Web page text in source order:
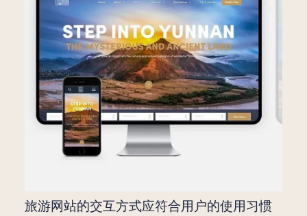
旅游网站的交互方式应符合用户的使用习惯